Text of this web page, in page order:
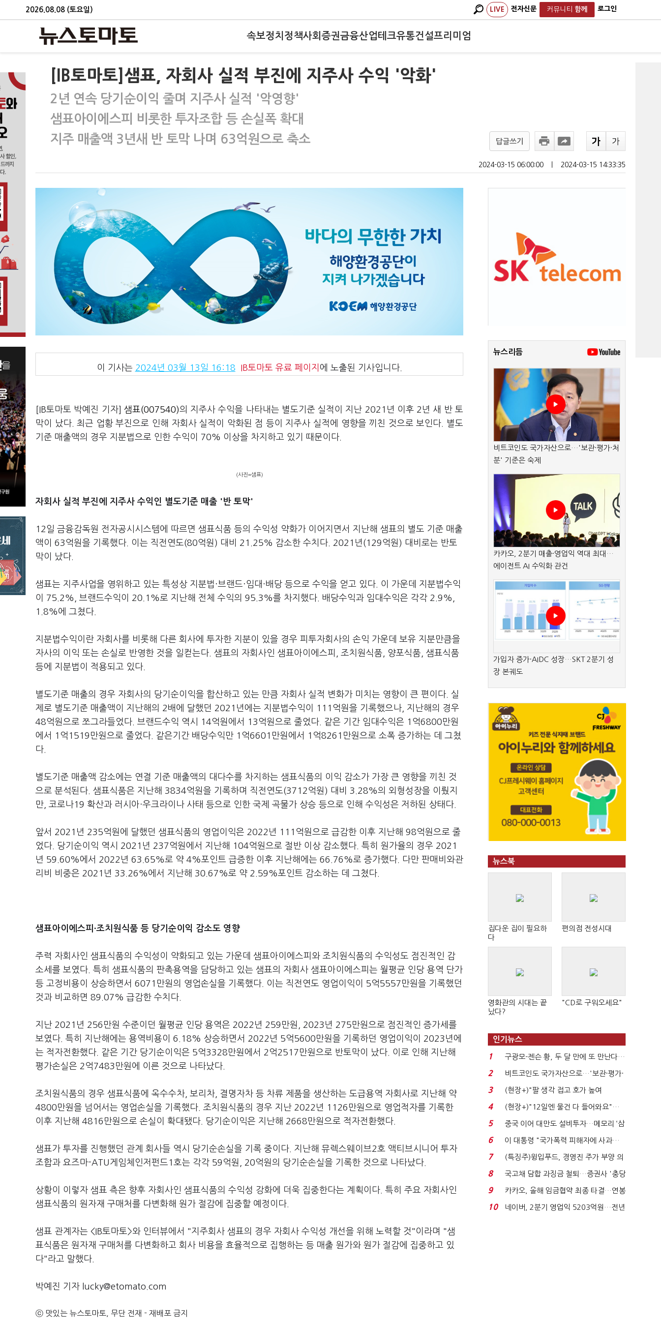
2026.08.08 (토요일) LIVE 전자신문 커뮤니티 함께 로그인
속보정치 정책사회 증권금융산업테크유통건설프리미엄
[IB토마토]샘표, 자회사 실적 부진에 지주사 수익 '악화'
2년 연속 당기순이익 줄며 지주사 실적 '악영향'
샘표아이에스피 비롯한 투자조합 등 손실폭 확대
지주 매출액 3년새 반 토막 나며 63억원으로 축소
답글쓰기
2024-03-15 06:00:00 2024-03-15 14:33:35
이 기사는 2024년 03월 13일 16:18 IB토마토 유료 페이지 에 노출된 기사입니다.
[IB토마토 박예진 기자] 샘표(007540)의 지주사 수익을 나타내는 별도기준 실적이 지난 2021년 이후 2년 새 반 토
막이 났다. 최근 업황 부진으로 인해 자회사 실적이 악화된 점 등이 지주사 실적에 영향을 끼친 것으로 보인다. 별도
기준 매출액의 경우 지분법으로 인한 수익이 70% 이상을 차지하고 있기 때문이다.
(사진=샘표)
자회사 실적 부진에 지주사 수익인 별도기준 매출 '반 토막'
12일 금융감독원 전자공시시스템에 따르면 샘표식품 등의 수익성 약화가 이어지면서 지난해 샘표의 별도 기준 매출
액이 63억원을 기록했다. 이는 직전연도(80억원) 대비 21.25% 감소한 수치다. 2021년(129억원) 대비로는 반토
막이 났다.
샘표는 지주사업을 영위하고 있는 특성상 지분법·브랜드·임대·배당 등으로 수익을 얻고 있다. 이 가운데 지분법수익
이 75.2%, 브랜드수익이 20.1%로 지난해 전체 수익의 95.3%를 차지했다. 배당수익과 임대수익은 각각 2.9%,
1.8%에 그쳤다.
지분법수익이란 자회사를 비롯해 다른 회사에 투자한 지분이 있을 경우 피투자회사의 손익 가운데 보유 지분만큼을
자사의 이익 또는 손실로 반영한 것을 일컫는다. 샘표의 자회사인 샘표아이에스피, 조치원식품, 양포식품, 샘표식품
등에 지분법이 적용되고 있다.
별도기준 매출의 경우 자회사의 당기순이익을 합산하고 있는 만큼 자회사 실적 변화가 미치는 영향이 큰 편이다. 실
제로 별도기준 매출액이 지난해의 2배에 달했던 2021년에는 지분법수익이 111억원을 기록했으나, 지난해의 경우
48억원으로 쪼그라들었다. 브랜드수익 역시 14억원에서 13억원으로 줄었다. 같은 기간 임대수익은 1억6800만원
에서 1억1519만원으로 줄었다. 같은기간 배당수익만 1억6601만원에서 1억8261만원으로 소폭 증가하는 데 그쳤
다.
별도기준 매출액 감소에는 연결 기준 매출액의 대다수를 차지하는 샘표식품의 이익 감소가 가장 큰 영향을 끼친 것
으로 분석된다. 샘표식품은 지난해 3834억원을 기록하며 직전연도(3712억원) 대비 3.28%의 외형성장을 이뤘지
만, 코로나19 확산과 러시아·우크라이나 사태 등으로 인한 국제 곡물가 상승 등으로 인해 수익성은 저하된 상태다.
앞서 2021년 235억원에 달했던 샘표식품의 영업이익은 2022년 111억원으로 급감한 이후 지난해 98억원으로 줄
었다. 당기순이익 역시 2021년 237억원에서 지난해 104억원으로 절반 이상 감소했다. 특히 원가율의 경우 2021
년 59.60%에서 2022년 63.65%로 약 4%포인트 급증한 이후 지난해에는 66.76%로 증가했다. 다만 판매비와관
리비 비중은 2021년 33.26%에서 지난해 30.67%로 약 2.59%포인트 감소하는 데 그쳤다.
샘표아이에스피·조치원식품 등 당기순이익 감소도 영향
주력 자회사인 샘표식품의 수익성이 약화되고 있는 가운데 샘표아이에스피와 조치원식품의 수익성도 점진적인 감
소세를 보였다. 특히 샘표식품의 판촉용역을 담당하고 있는 샘표의 자회사 샘표아이에스피는 월평균 인당 용역 단가
등 고정비용이 상승하면서 6071만원의 영업손실을 기록했다. 이는 직전연도 영업이익이 5억5557만원을 기록했던
것과 비교하면 89.07% 급감한 수치다.
지난 2021년 256만원 수준이던 월평균 인당 용역은 2022년 259만원, 2023년 275만원으로 점진적인 증가세를
보였다. 특히 지난해에는 용역비용이 6.18% 상승하면서 2022년 5억5600만원을 기록하던 영업이익이 2023년에
는 적자전환했다. 같은 기간 당기순이익은 5억3328만원에서 2억2517만원으로 반토막이 났다. 이로 인해 지난해
평가손실은 2억7483만원에 이른 것으로 나타났다.
조치원식품의 경우 샘표식품에 옥수수차, 보리차, 결명자차 등 차류 제품을 생산하는 도급용역 자회사로 지난해 약
4800만원을 넘어서는 영업손실을 기록했다. 조치원식품의 경우 지난 2022년 1126만원으로 영업적자를 기록한
이후 지난해 4816만원으로 손실이 확대됐다. 당기순이익은 지난해 2668만원으로 적자전환했다.
샘표가 투자를 진행했던 관계 회사들 역시 당기순손실을 기록 중이다. 지난해 뮤렉스웨이브2호 액티브시니어 투자
조합과 요즈마-ATU게임체인저펀드1호는 각각 59억원, 20억원의 당기순손실을 기록한 것으로 나타났다.
상황이 이렇자 샘표 측은 향후 자회사인 샘표식품의 수익성 강화에 더욱 집중한다는 계획이다. 특히 주요 자회사인
샘표식품의 원자재 구매처를 다변화해 원가 절감에 집중할 예정이다.
샘표 관계자는 <IB토마토>와 인터뷰에서 "지주회사 샘표의 경우 자회사 수익성 개선을 위해 노력할 것"이라며 "샘
표식품은 원자재 구매처를 다변화하고 회사 비용을 효율적으로 집행하는 등 매출 원가와 원가 절감에 집중하고 있
다"라고 말했다.
박예진 기자 lucky@etomato.com
ⓒ 맛있는 뉴스토마토, 무단 전재 - 재배포 금지
뉴스리듬
비트코인도 국가자산으로…'보관·평가·처
분' 기준은 숙제
카카오, 2분기 매출·영업익 역대 최대…
에이전트 AI 수익화 관건
가입자 증가·AIDC 성장…SKT 2분기 성
장 본궤도
뉴스북
집다운 집이 필요하
다
편의점 전성시대
영화관의 시대는 끝
났다?
"CD로 구워오세요"
인기뉴스
1
구광모-젠슨 황, 두 달 만에 또 만난다…
로봇·AI 등 논...
2
비트코인도 국가자산으로…'보관·평가·
처분' 기준은 ...
3
(현장+)"팔 생각 접고 호가 높여
요"…'덜 똘똘한 한 채' 20...
4
(현장+)"12일엔 물건 다 들어와요"…
빈 매대 채우며 문 연 ...
5
중국 이어 대만도 설비투자…메모리 ‘삼
국전쟁’
6
이 대통령 "국가폭력 피해자에 사과…
적극적 조사로 진...
7
(특징주)윙입푸드, 경영진 주가 부양 의
지에 상한가...
8
국고채 담합 과징금 철퇴…증권사 '충당
금 폭탄' 우려...
9
카카오, 올해 임금협약 최종 타결…연봉
6.3% 인상·격려...
10
네이버, 2분기 영업익 5203억원…전년